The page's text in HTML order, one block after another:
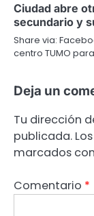
Ciudad abre
secundario y
Share via:
centro TUMO
Deja un
Tu dirección
publicada.
marcados con
Comentario *